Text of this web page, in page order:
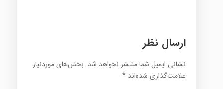
ارسال نظر
نشانی ایمیل شما منتشر نخواهد شد. بخش‌های موردنیاز
علامت‌گذاری شده‌اند *